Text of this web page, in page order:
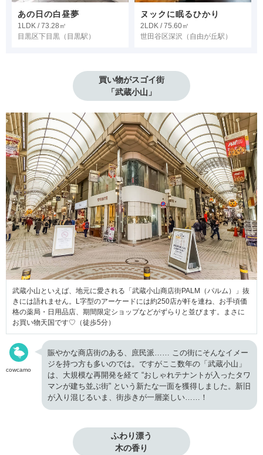
あの日の白昼夢
1LDK / 73.28㎡
目黒区下目黒 （目黒駅）
ヌックに眠るひかり
2LDK / 75.60㎡
世田谷区深沢 （自由が丘駅）
買い物がスゴイ街
「武蔵小山」
武蔵小山といえば、地元に愛される「武蔵小山商店街PALM（パルム）」抜
きには語れません。L字型のアーケードには約250店が軒を連ね、お手頃価
格の薬局・日用品店、期間限定ショップなどがずらりと並びます。まさに
お買い物天国です♡（徒歩5分）
cowcamo
賑やかな商店街のある、庶民派…… この街にそんなイメー
ジを持つ方も多いのでは。ですがここ数年の「武蔵小山」
は、大規模な再開発を経て “おしゃれテナントが入ったタワ
マンが建ち並ぶ街” という新たな一面を獲得しました。新旧
が入り混じるいま、街歩きが一層楽しい……！
ふわり漂う
木の香り